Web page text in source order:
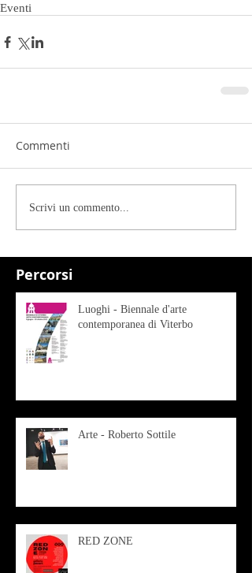
Percorsi
Eventi
Commenti
Scrivi un commento...
Luoghi - Biennale d'arte
contemporanea di Viterbo
Arte - Roberto Sottile
RED ZONE